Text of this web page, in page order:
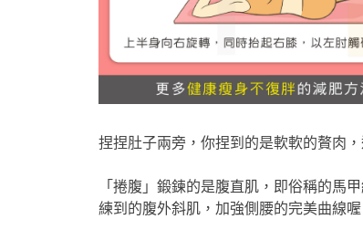
捏捏肚子兩旁，你捏到的是軟軟的贅肉
「捲腹」鍛鍊的是腹直肌，即俗稱的馬
練到的腹外斜肌，加強側腰的完美曲線